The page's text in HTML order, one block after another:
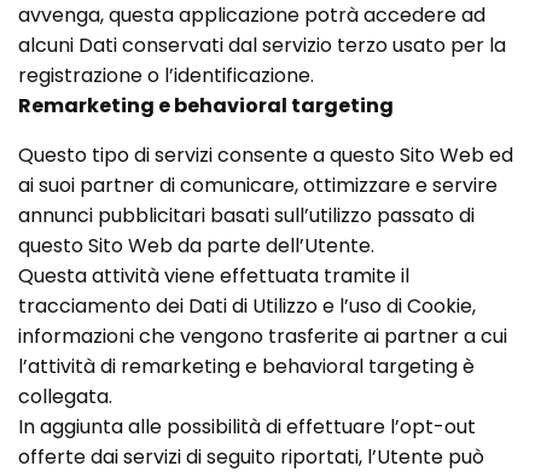
avvenga, questa applicazione potrà accedere ad
alcuni Dati conservati dal servizio terzo usato per la
registrazione o l’identificazione.
Remarketing e behavioral targeting
Questo tipo di servizi consente a questo Sito Web ed
ai suoi partner di comunicare, ottimizzare e servire
annunci pubblicitari basati sull’utilizzo passato di
questo Sito Web da parte dell’Utente.
Questa attività viene effettuata tramite il
tracciamento dei Dati di Utilizzo e l’uso di Cookie,
informazioni che vengono trasferite ai partner a cui
l’attività di remarketing e behavioral targeting è
collegata.
In aggiunta alle possibilità di effettuare l’opt-out
offerte dai servizi di seguito riportati, l’Utente può